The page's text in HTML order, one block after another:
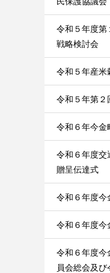
令和５年度第
戦略検討会
令和５年産米
令和５年第２
令和６年今金
令和６年度交
贈呈伝達式
令和６年度今
令和６年度今
令和６年度今
員会総会及